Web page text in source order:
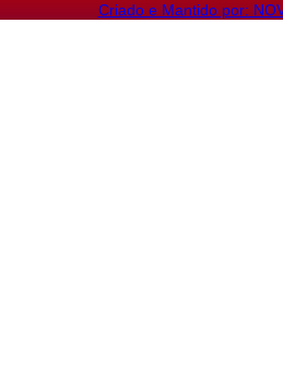
Criado e Mantido por: